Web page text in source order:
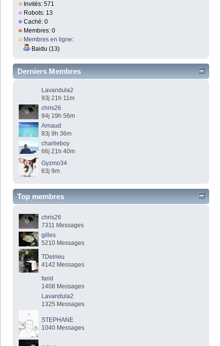
Invités: 571
Robots: 13
Caché: 0
Membres: 0
Membres en ligne:
Baidu (13)
Derniers Membres
Lavandula2
93j 21h 11m
chris26
84j 19h 56m
Arnaud
83j 9h 36m
charlieboy
66j 21h 40m
Gyzmo34
63j 9m
Top membres
chris26
7311 Messages
gilles
5210 Messages
TDelrieu
4142 Messages
farid
1408 Messages
Lavandula2
1325 Messages
STEPHANE
1040 Messages